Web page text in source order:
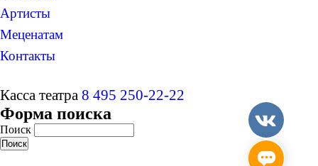
Артисты
Меценатам
Контакты
Касса театра 8 495 250-22-22
Форма поиска
Поиск